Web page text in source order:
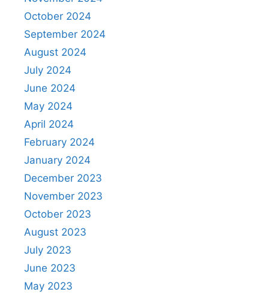
October 2024
September 2024
August 2024
July 2024
June 2024
May 2024
April 2024
February 2024
January 2024
December 2023
November 2023
October 2023
August 2023
July 2023
June 2023
May 2023